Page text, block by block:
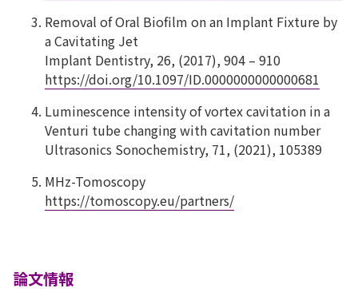
Removal of Oral Biofilm on an Implant Fixture by
a Cavitating Jet
Implant Dentistry, 26, (2017), 904 – 910
https://doi.org/10.1097/ID.0000000000000681
Luminescence intensity of vortex cavitation in a
Venturi tube changing with cavitation number
Ultrasonics Sonochemistry, 71, (2021), 105389
MHz-Tomoscopy
https://tomoscopy.eu/partners/
論文情報